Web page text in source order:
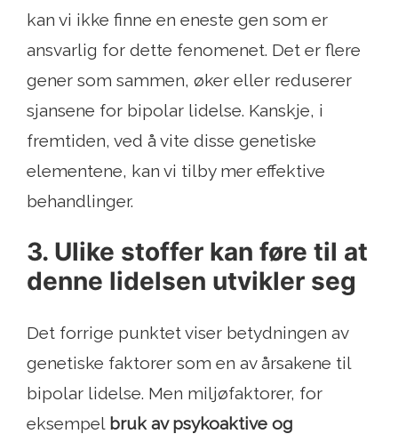
kan vi ikke finne en eneste gen som er
ansvarlig for dette fenomenet. Det er flere
gener som sammen, øker eller reduserer
sjansene for bipolar lidelse. Kanskje, i
fremtiden, ved å vite disse genetiske
elementene, kan vi tilby mer effektive
behandlinger.
3. Ulike stoffer kan føre til at
denne lidelsen utvikler seg
Det forrige punktet viser betydningen av
genetiske faktorer som en av årsakene til
bipolar lidelse. Men miljøfaktorer, for
eksempel bruk av psykoaktive og